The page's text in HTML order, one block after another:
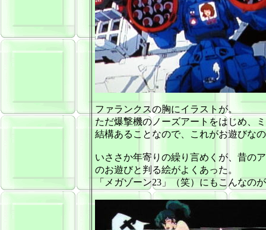
ファランクスの胸にイラストが。
ただ爆撃機のノーズアートをはじめ、
結構あることなので、これがお遊びな
いささか年寄りの繰り言めくが、昔の
のお遊びと判る絵がよくあった。
「メガゾーン23」（笑）にもこんなの